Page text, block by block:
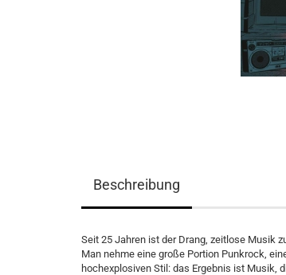
Beschreibung
Seit 25 Jahren ist der Drang, zeitlose Musik
Man nehme eine große Portion Punkrock,
hochexplosiven Stil: das Ergebnis ist Musik,